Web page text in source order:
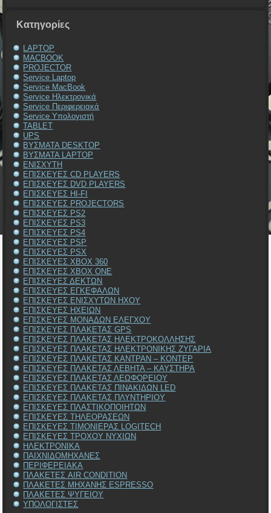
Kατηγορίες
LAPTOP
MACBOOK
PROJECTOR
Service Laptop
Service MacBook
Service Ηλεκτρονικά
Service Περιφερειακά
Service Υπολογιστή
TABLET
UPS
ΒΥΣΜΑΤΑ DESKTOP
ΒΥΣΜΑΤΑ LAPTOP
ΕΝΙΣΧΥΤΗ
ΕΠΙΣΚΕΥΕΣ CD PLAYERS
ΕΠΙΣΚΕΥΕΣ DVD PLAYERS
ΕΠΙΣΚΕΥΕΣ HI-FI
ΕΠΙΣΚΕΥΕΣ PROJECTORS
ΕΠΙΣΚΕΥΕΣ PS2
ΕΠΙΣΚΕΥΕΣ PS3
ΕΠΙΣΚΕΥΕΣ PS4
ΕΠΙΣΚΕΥΕΣ PSP
ΕΠΙΣΚΕΥΕΣ PSX
ΕΠΙΣΚΕΥΕΣ XBOX 360
ΕΠΙΣΚΕΥΕΣ XBOX ONE
ΕΠΙΣΚΕΥΕΣ ΔΕΚΤΩΝ
ΕΠΙΣΚΕΥΕΣ ΕΓΚΕΦΑΛΩΝ
ΕΠΙΣΚΕΥΕΣ ΕΝΙΣΧΥΤΩΝ ΗΧΟΥ
ΕΠΙΣΚΕΥΕΣ ΗΧΕΙΩΝ
ΕΠΙΣΚΕΥΕΣ ΜΟΝΑΔΩΝ ΕΛΕΓΧΟΥ
ΕΠΙΣΚΕΥΕΣ ΠΛΑΚΕΤΑΣ GPS
ΕΠΙΣΚΕΥΕΣ ΠΛΑΚΕΤΑΣ ΗΛΕΚΤΡΟΚΟΛΛΗΣΗΣ
ΕΠΙΣΚΕΥΕΣ ΠΛΑΚΕΤΑΣ ΗΛΕΚΤΡΟΝΙΚΗΣ ΖΥΓΑΡΙΑ
ΕΠΙΣΚΕΥΕΣ ΠΛΑΚΕΤΑΣ ΚΑΝΤΡΑΝ – ΚΟΝΤΕΡ
ΕΠΙΣΚΕΥΕΣ ΠΛΑΚΕΤΑΣ ΛΕΒΗΤΑ – ΚΑΥΣΤΗΡΑ
ΕΠΙΣΚΕΥΕΣ ΠΛΑΚΕΤΑΣ ΛΕΩΦΟΡΕΙΟΥ
ΕΠΙΣΚΕΥΕΣ ΠΛΑΚΕΤΑΣ ΠΙΝΑΚΙΔΩΝ LED
ΕΠΙΣΚΕΥΕΣ ΠΛΑΚΕΤΑΣ ΠΛΥΝΤΗΡΙΟΥ
ΕΠΙΣΚΕΥΕΣ ΠΛΑΣΤΙΚΟΠΟΙΗΤΩΝ
ΕΠΙΣΚΕΥΕΣ ΤΗΛΕΟΡΑΣΕΩΝ
ΕΠΙΣΚΕΥΕΣ ΤΙΜΟΝΙΕΡΑΣ LOGITECH
ΕΠΙΣΚΕΥΕΣ ΤΡΟΧΟΥ ΝΥΧΙΩΝ
ΗΛΕΚΤΡΟΝΙΚΑ
ΠΑΙΧΝΙΔΟΜΗΧΑΝΕΣ
ΠΕΡΙΦΕΡΕΙΑΚΑ
ΠΛΑΚΕΤΕΣ AIR CONDITION
ΠΛΑΚΕΤΕΣ ΜΗΧΑΝΗΣ ESPRESSO
ΠΛΑΚΕΤΕΣ ΨΥΓΕΙΟΥ
ΥΠΟΛΟΓΙΣΤΕΣ